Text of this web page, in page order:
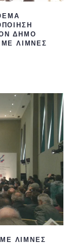
ΔΉΜΟ
ΜΕ ΛΊΜΝΕΣ
ΛΊΜΝΕΣ